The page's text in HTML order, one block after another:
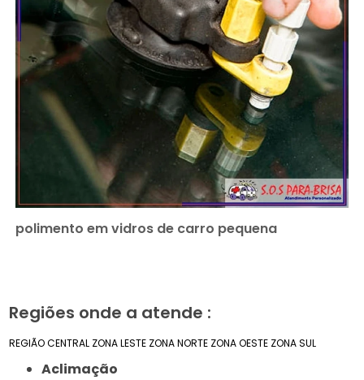
polimento em vidros de carro pequena
Regiões onde a atende :
REGIÃO CENTRAL ZONA LESTE ZONA NORTE ZONA OESTE ZONA SUL
Aclimação